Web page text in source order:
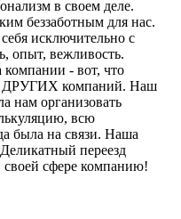
в своем деле.
беззаботным для нас.
исключительно с
опыт, вежливость.
компании - вот, что
ДРУГИХ компаний. Наш
нам организовать
всю
была на связи. Наша
переезд
сфере компанию!